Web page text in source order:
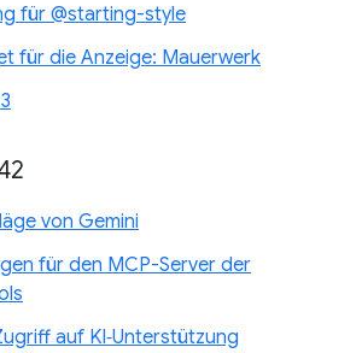
für @starting-style
für die Anzeige: Mauerwerk
von Gemini
für den MCP-Server der
auf KI‑Unterstützung